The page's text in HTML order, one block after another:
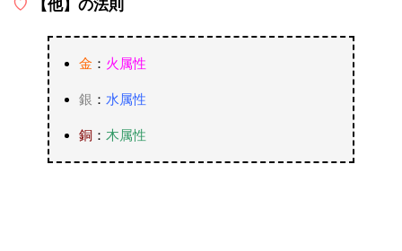
【他】の法則
金 ： 火属性
銀 ： 水属性
銅： 木属性